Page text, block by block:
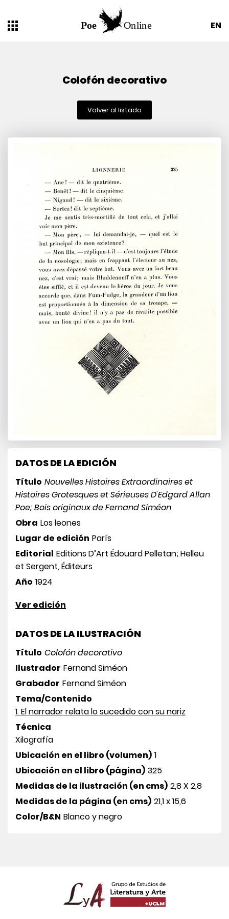
EN
Colofón decorativo
Volver al listado
DATOS DE LA EDICIÓN
Título Nouvelles Histoires Extraordinaires et
Histoires Grotesques et Sérieuses D'Edgard Allan
Poe; Bois originaux de Fernand Siméon
Obra Los leones
Lugar de edición París
Editorial Editions D’Art Édouard Pelletan; Helleu
et Sergent, Éditeurs
Año 1924
Ver edición
DATOS DE LA ILUSTRACIÓN
Título Colofón decorativo
Ilustrador Fernand Siméon
Grabador Fernand Siméon
Tema/Contenido
1. El narrador relata lo sucedido con su nariz
Técnica
Xilografía
Ubicación en el libro (volumen) 1
Ubicación en el libro (página) 325
Medidas de la ilustración (en cms) 2,8 X 2,8
Medidas de la página (en cms) 21,1 x 15,6
Color/B&N Blanco y negro